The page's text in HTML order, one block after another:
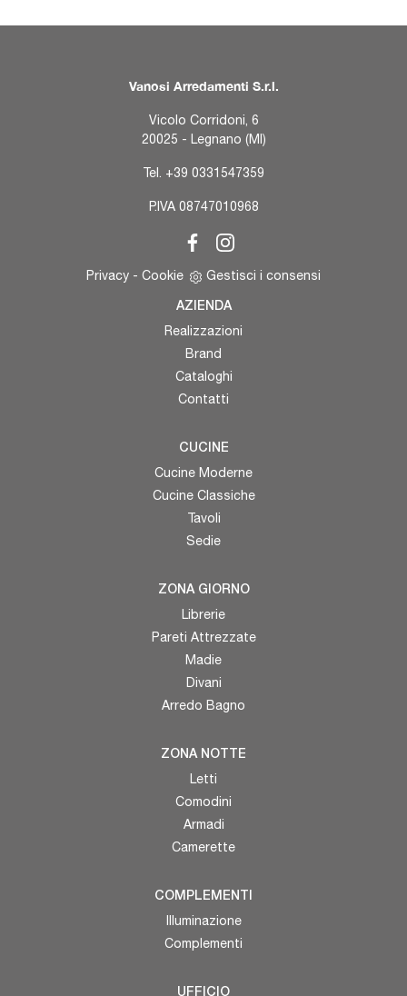
Vanosi Arredamenti S.r.l.
Vicolo Corridoni, 6
20025 - Legnano (MI)
Tel. +39 0331547359
P.IVA 08747010968
Privacy - Cookie Gestisci i consensi
AZIENDA
Realizzazioni
Brand
Cataloghi
Contatti
CUCINE
Cucine Moderne
Cucine Classiche
Tavoli
Sedie
ZONA GIORNO
Librerie
Pareti Attrezzate
Madie
Divani
Arredo Bagno
ZONA NOTTE
Letti
Comodini
Armadi
Camerette
COMPLEMENTI
Illuminazione
Complementi
UFFICIO